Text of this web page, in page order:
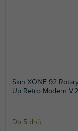
Skin XONE 92
Up Retro Modern V.2
Do 5 dnů